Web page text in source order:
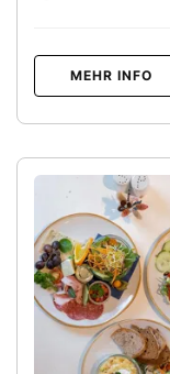
MEHR INFO